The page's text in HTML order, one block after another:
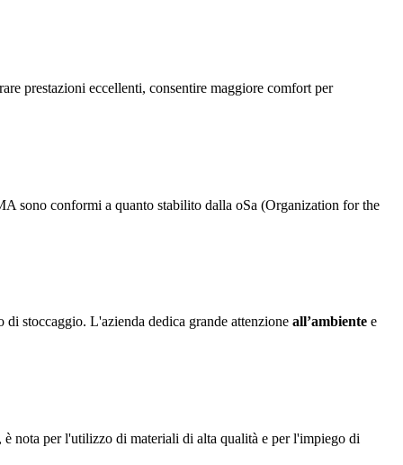
prestazioni eccellenti, consentire maggiore comfort per
sono conformi a quanto stabilito dalla oSa (Organization for the
stoccaggio. L'azienda dedica grande attenzione all’ambiente e
è nota per l'utilizzo di materiali di alta qualità e per l'impiego di